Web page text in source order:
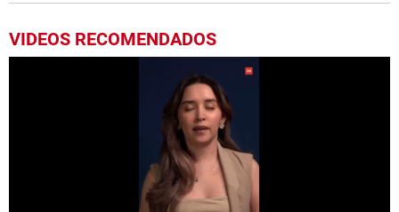
VIDEOS RECOMENDADOS